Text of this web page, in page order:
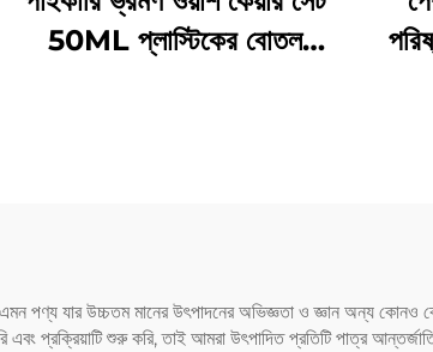
50ML প্লাস্টিকের বোতল
পণ্য যার উচ্চতম মানের উৎপাদনের অভিজ্ঞতা ও জ্ঞান অন্য কোনও
প্রক্রিয়াটি শুরু করি, তাই আমরা উৎপাদিত প্রতিটি পাত্র